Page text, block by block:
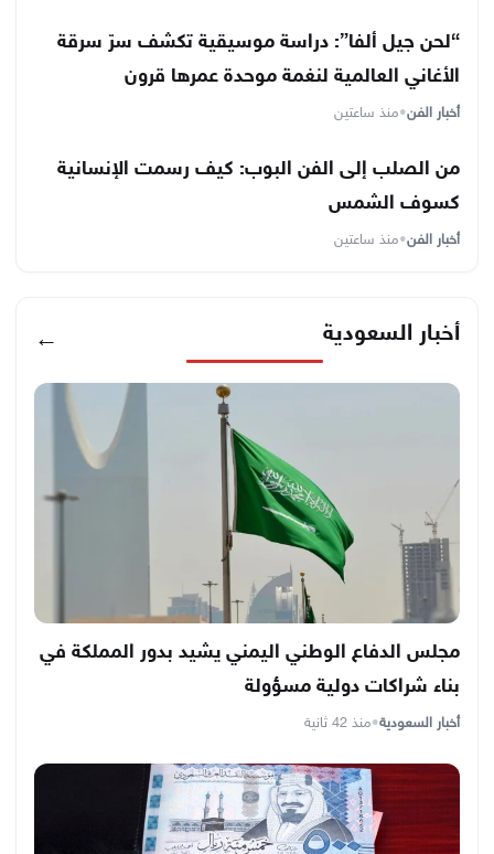
“لحن جيل ألفا”: دراسة موسيقية تكشف سرّ سرقة
الأغاني العالمية لنغمة موحدة عمرها قرون
أخبار الفن•منذ ساعتين
من الصلب إلى الفن البوب: كيف رسمت الإنسانية
كسوف الشمس
أخبار الفن•منذ ساعتين
أخبار السعودية ←
مجلس الدفاع الوطني اليمني يشيد بدور المملكة في
بناء شراكات دولية مسؤولة
أخبار السعودية•منذ 42 ثانية